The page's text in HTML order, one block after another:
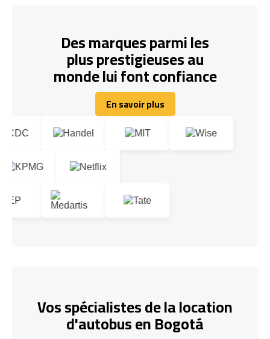
Des marques parmi les
plus prestigieuses au
monde lui font confiance
En savoir plus
En savoir plus
Vos spécialistes de la location
d'autobus en Bogotá